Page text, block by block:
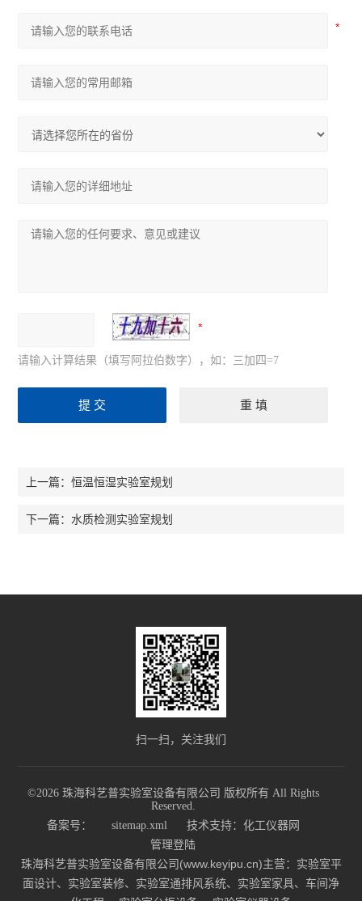
请输入计算结果（填写阿拉伯数字），如：三加四=7
上一篇：恒温恒湿实验室规划
下一篇：水质检测实验室规划
扫一扫，关注我们
©2026 珠海科艺普实验室设备有限公司 版权所有 All Rights
Reserved.
备案号：
sitemap.xml 技术支持： 化工仪器网
管理登陆
珠海科艺普实验室设备有限公司(www.keyipu.cn)主营：实验室平
面设计、实验室装修、实验室通排风系统、实验室家具、车间净